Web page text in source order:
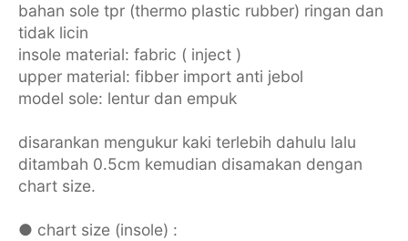
bahan sole tpr (thermo plastic rubber) ringan dan
tidak licin
insole material: fabric ( inject )
upper material: fibber import anti jebol
model sole: lentur dan empuk
disarankan mengukur kaki terlebih dahulu lalu
ditambah 0.5cm kemudian disamakan dengan
chart size.
● chart size (insole) :